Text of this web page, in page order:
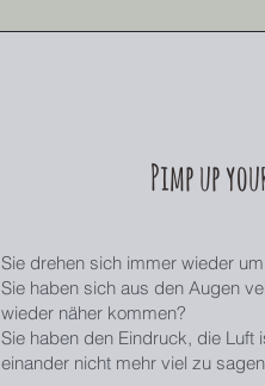
Pimp up
Sie drehen sich immer wieder
Sie haben sich aus den Augen
wieder näher kommen?
Sie haben den Eindruck, die Luft
einander nicht mehr viel zu